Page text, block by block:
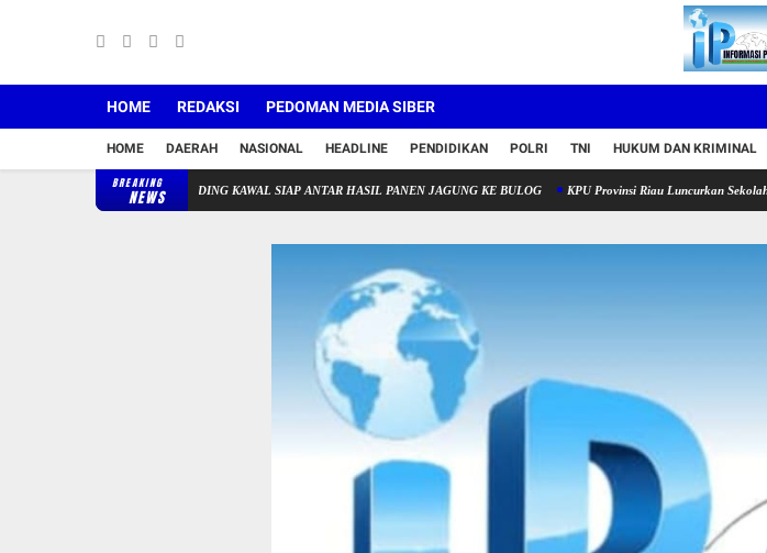
HOME REDAKSI PEDOMAN MEDIA SIBER
HOME DAERAH NASIONAL HEADLINE PENDIDIKAN POLRI TNI HUKUM DAN KRIMINAL
BREAKING
NEWS
SRI GADING KAWAL SIAP ANTAR HASIL PANEN JAGUNG KE BULOG KPU Provinsi Riau Luncurkan Sekolah Pemilu